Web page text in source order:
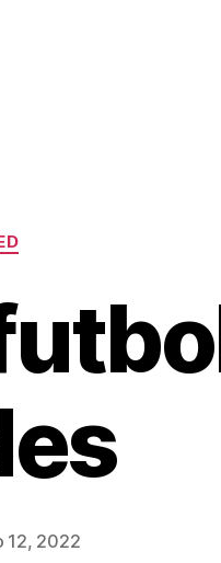
12, 2022